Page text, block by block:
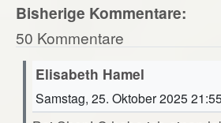
Bisherige Kommentare:
50 Kommentare
Elisabeth Hamel
Samstag, 25. Oktober 2025 21:55